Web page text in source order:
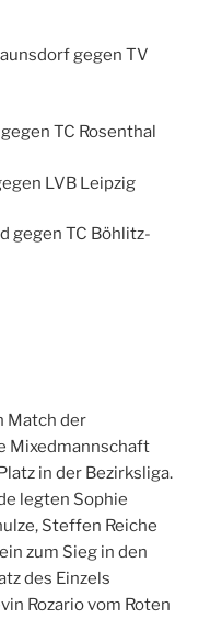
gegen TV
TC Rosenthal
LVB Leipzig
gegen TC Böhlitz-
Match der
Mixedmannschaft
in der Bezirksliga.
legten Sophie
Steffen Reiche
zum Sieg in den
des Einzels
Rozario vom Roten